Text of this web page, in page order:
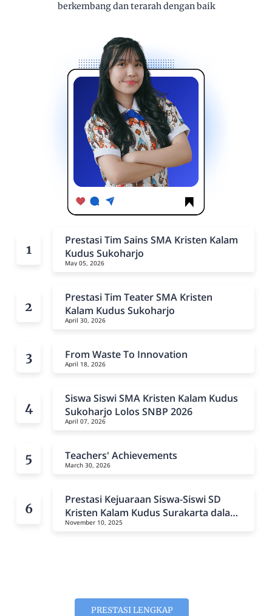
berkembang dan terarah dengan baik
Prestasi Tim Sains SMA Kristen Kalam
Kudus Sukoharjo
May 05, 2026
Prestasi Tim Teater SMA Kristen
Kalam Kudus Sukoharjo
April 30, 2026
From Waste To Innovation
April 18, 2026
Siswa Siswi SMA Kristen Kalam Kudus
Sukoharjo Lolos SNBP 2026
April 07, 2026
Teachers' Achievements
March 30, 2026
Prestasi Kejuaraan Siswa-Siswi SD
Kristen Kalam Kudus Surakarta dalam
Lomba MAPKRIST Tingkat Kecamatan
November 10, 2025
PRESTASI LENGKAP